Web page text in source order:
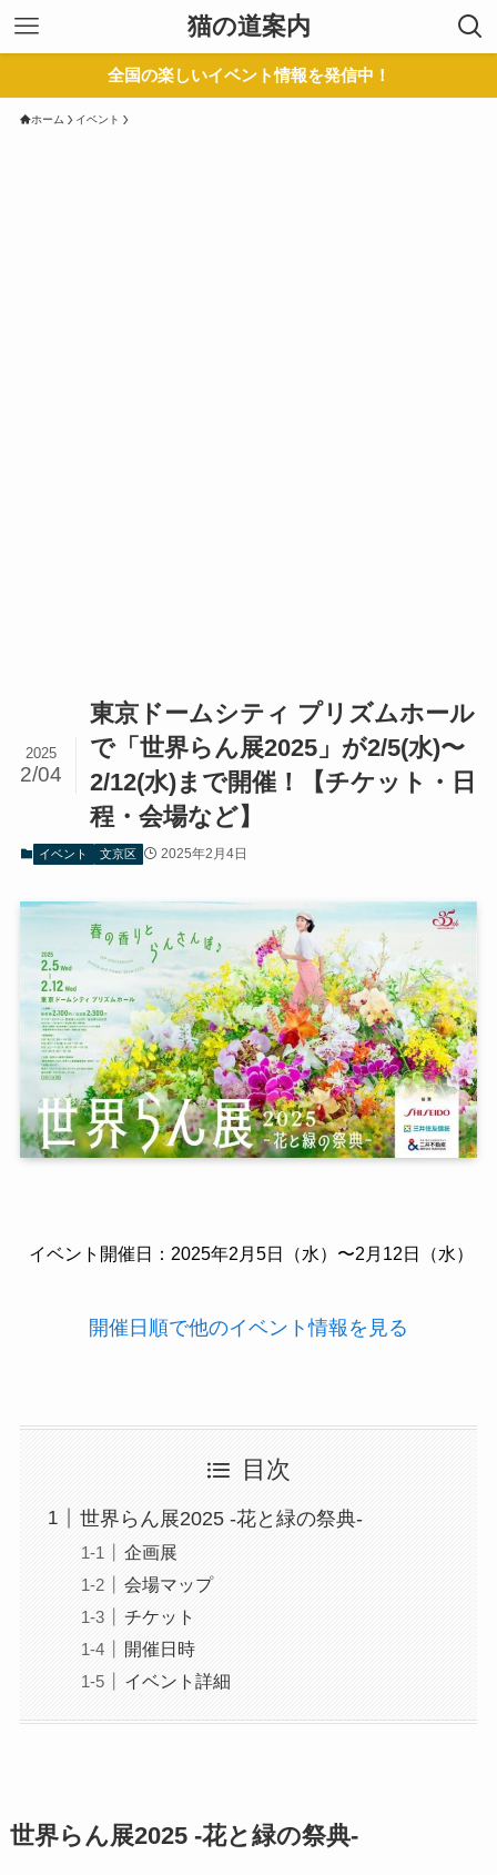
猫の道案内
全国の楽しいイベント情報を発信中！
ホーム イベント
東京ドームシティ プリズムホール
で「世界らん展2025」が2/5(水)〜
2/12(水)まで開催！【チケット・日
程・会場など】
2025
2/04
イベント 文京区 2025年2月4日
イベント開催日：2025年2月5日（水）〜2月12日（水）
開催日順で他のイベント情報を見る
目次
世界らん展2025 -花と緑の祭典-
企画展
会場マップ
チケット
開催日時
イベント詳細
世界らん展2025 -花と緑の祭典-